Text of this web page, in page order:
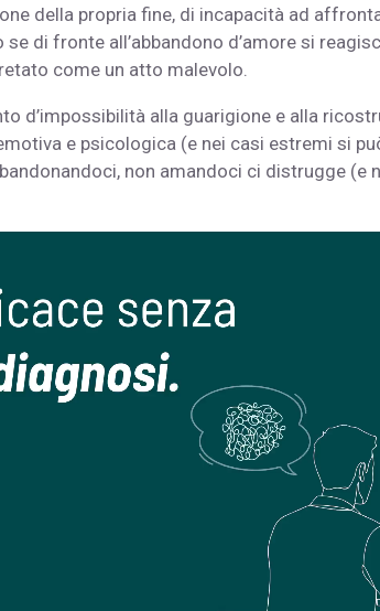
della propria fine, di incapacità ad
di fronte all’abbandono d’amore si
come un atto malevolo.
d’impossibilità alla guarigione e alla
e psicologica (e nei casi estremi si
non amandoci ci distrugge (e